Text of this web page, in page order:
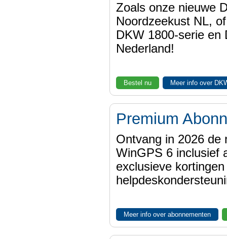
Zoals onze nieuwe
Noordzeekust NL,
DKW 1800-serie en
Nederland!
Bestel nu Meer info over
Premium
Ontvang in 2026 de
WinGPS 6 inclusief
exclusieve
Meer info over abonnementen